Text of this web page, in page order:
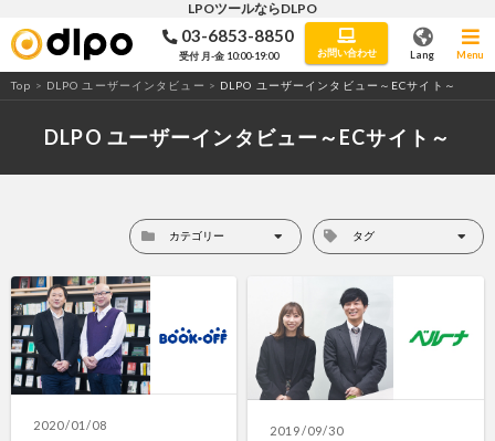
LPO・ABテストツール「DLPO」
LPOツールならDLPO
03-6853-8850
受付 月-金 10:00-19:00 お問い合わせ Lang Menu
Top > DLPO ユーザーインタビュー > DLPO ユーザーインタビュー～ECサイト～
DLPO ユーザーインタビュー～ECサイト～
2020/01/08 2019/09/30